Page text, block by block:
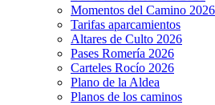
Momentos del Camino 2026
Tarifas aparcamientos
Altares de Culto 2026
Pases Romería 2026
Carteles Rocío 2026
Plano de la Aldea
Planos de los caminos